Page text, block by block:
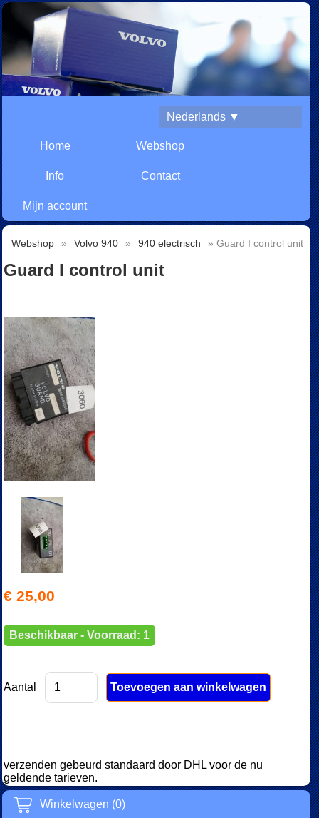
Nederlands ▼
Home Webshop
Info Contact
Mijn account
Winkelwagen (0)
Webshop » Volvo 940 » 940 electrisch » Guard I control unit
Guard I control unit
€ 25,00
Beschikbaar - Voorraad: 1
Aantal
verzenden gebeurd standaard door DHL voor de nu
geldende tarieven.